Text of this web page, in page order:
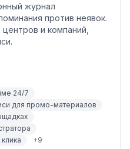
журнал
против неявок.
и компаний,
24/7
для промо-материалов
+9